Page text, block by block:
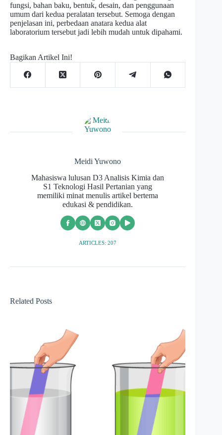
fungsi, bahan baku, bentuk, desain, dan penggunaan
umum dari kedua peralatan tersebut. Semoga dengan
penjelasan ini, perbedaan anatara kedua alat
laboratorium tersebut jadi lebih mudah untuk dipahami.
Bagikan Artikel Ini!
Meidi Yuwono
Mahasiswa lulusan D3 Analisis Kimia dan
S1 Teknologi Hasil Pertanian yang
memiliki minat menulis artikel bertema
edukasi & pendidikan.
ARTICLES: 207
Related Posts